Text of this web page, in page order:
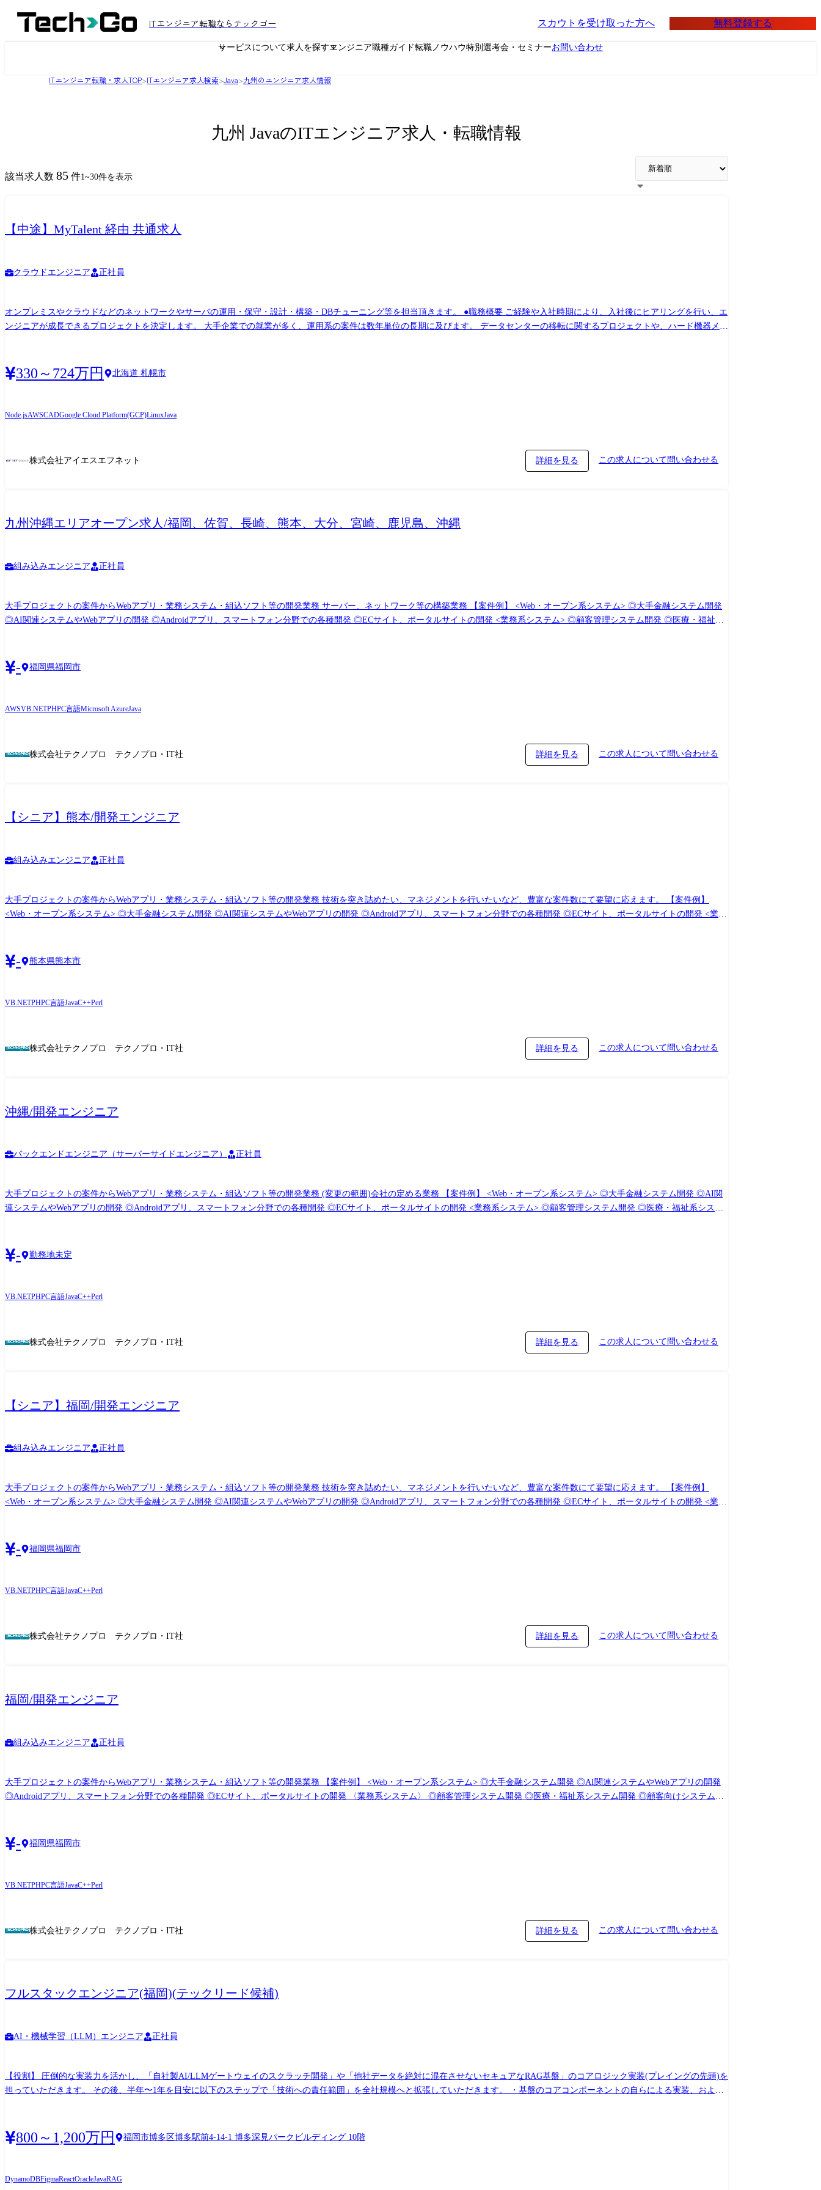
ITエンジニア転職ならテックゴー スカウトを受け取った方へ 無料登録する
サービスについて求人を探すエンジニア職種ガイド転職ノウハウ特別選考会・セミナーお問い合わせ
ITエンジニア転職・求人TOP>ITエンジニア求人検索>Java>九州のエンジニア求人情報
九州 JavaのITエンジニア求人・転職情報
該当求人数 85 件1~30件を表示
【中途】MyTalent 経由 共通求人
クラウドエンジニア 正社員
オンプレミスやクラウドなどのネットワークやサーバの運用・保守・設計・構築・DBチューニング等を担当頂きます。 ●職務概要 ご経験や入社時期により、入社後にヒアリングを行い、エ
ンジニアが成長できるプロジェクトを決定します。 大手企業での就業が多く、運用系の案件は数年単位の長期に及びます。 データセンターの移転に関するプロジェクトや、ハード機器メー
構築 ・SaaS型監視サービスやバックアップサービス等の維持運用業務 ・大手自動車メーカー向けサーバ、ネットワーク、セキュリティ、音声などトータルソリューションでの運用監視(70
名体制) ・大手金融機関でのオンラインシステム運用保守・監視業務
330～724万円 北海道 札幌市
Node.jsAWSCADGoogle Cloud Platform(GCP)LinuxJava
株式会社アイエスエフネット 詳細を見る この求人について問い合わせる
九州沖縄エリアオープン求人/福岡、佐賀、長崎、熊本、大分、宮崎、鹿児島、沖縄
組み込みエンジニア 正社員
大手プロジェクトの案件からWebアプリ・業務システム・組込ソフト等の開発業務 サーバー、ネットワーク等の構築業務 【案件例】 <Web・オープン系システム> ◎大手金融システム開発
◎AI関連システムやWebアプリの開発 ◎Androidアプリ、スマートフォン分野での各種開発 ◎ECサイト、ポータルサイトの開発 <業務系システム> ◎顧客管理システム開発 ◎医療・福祉系
社の定める業務
- 福岡県福岡市
AWSVB.NETPHPC言語Microsoft AzureJava
株式会社テクノプロ テクノプロ・IT社 詳細を見る この求人について問い合わせる
【シニア】熊本/開発エンジニア
組み込みエンジニア 正社員
大手プロジェクトの案件からWebアプリ・業務システム・組込ソフト等の開発業務 技術を突き詰めたい、マネジメントを行いたいなど、豊富な案件数にて要望に応えます。 【案件例】
<Web・オープン系システム> ◎大手金融システム開発 ◎AI関連システムやWebアプリの開発 ◎Androidアプリ、スマートフォン分野での各種開発 ◎ECサイト、ポータルサイトの開発 <業務
- 熊本県熊本市
VB.NETPHPC言語JavaC++Perl
株式会社テクノプロ テクノプロ・IT社 詳細を見る この求人について問い合わせる
沖縄/開発エンジニア
バックエンドエンジニア（サーバーサイドエンジニア） 正社員
大手プロジェクトの案件からWebアプリ・業務システム・組込ソフト等の開発業務 (変更の範囲)会社の定める業務 【案件例】 <Web・オープン系システム> ◎大手金融システム開発 ◎AI関
連システムやWebアプリの開発 ◎Androidアプリ、スマートフォン分野での各種開発 ◎ECサイト、ポータルサイトの開発 <業務系システム> ◎顧客管理システム開発 ◎医療・福祉系システ
- 勤務地未定
VB.NETPHPC言語JavaC++Perl
株式会社テクノプロ テクノプロ・IT社 詳細を見る この求人について問い合わせる
【シニア】福岡/開発エンジニア
組み込みエンジニア 正社員
大手プロジェクトの案件からWebアプリ・業務システム・組込ソフト等の開発業務 技術を突き詰めたい、マネジメントを行いたいなど、豊富な案件数にて要望に応えます。 【案件例】
<Web・オープン系システム> ◎大手金融システム開発 ◎AI関連システムやWebアプリの開発 ◎Androidアプリ、スマートフォン分野での各種開発 ◎ECサイト、ポータルサイトの開発 <業務
- 福岡県福岡市
VB.NETPHPC言語JavaC++Perl
株式会社テクノプロ テクノプロ・IT社 詳細を見る この求人について問い合わせる
福岡/開発エンジニア
組み込みエンジニア 正社員
大手プロジェクトの案件からWebアプリ・業務システム・組込ソフト等の開発業務 【案件例】 <Web・オープン系システム> ◎大手金融システム開発 ◎AI関連システムやWebアプリの開発
◎Androidアプリ、スマートフォン分野での各種開発 ◎ECサイト、ポータルサイトの開発 〈業務系システム〉 ◎顧客管理システム開発 ◎医療・福祉系システム開発 ◎顧客向けシステム開
- 福岡県福岡市
VB.NETPHPC言語JavaC++Perl
株式会社テクノプロ テクノプロ・IT社 詳細を見る この求人について問い合わせる
フルスタックエンジニア(福岡)(テックリード候補)
AI・機械学習（LLM）エンジニア 正社員
【役割】 圧倒的な実装力を活かし、「自社製AI/LLMゲートウェイのスクラッチ開発」や「他社データを絶対に混在させないセキュアなRAG基盤」のコアロジック実装(プレイングの先頭)を
担っていただきます。 その後、半年〜1年を目安に以下のステップで「技術への責任範囲」を全社規模へと拡張していただきます。 ・基盤のコアコンポーネントの自らによる実装、および
スペシャリスト」としてのキャリアをお約束します。 【職務内容】 ●基盤アーキテクチャの設計・技術選定 ・AI Readyなデータ基盤のアーキテクチャ設計、開発のアーキテクチャ全体のグ
ランドデザイン ・非機能要件(レイテンシー、スケーラビリティ、可用性、強固なマルチテナントセキュリティ)を担保するクラウドインフラ(AWS等)およびバックエンドの設計 ・各種
●コアコンポーネントの実装・品質担保 ・基盤における「最も技術的難易度の高い10%のコード」のハンズオン実装 ・PoC(仮説検証)コードから、数万人規模の同時接続に耐えうる本番クオ
800～1,200万円 福岡市博多区博多駅前4-14-1 博多深見パークビルディング 10階
DynamoDBFigmaReactOracleJavaRAG